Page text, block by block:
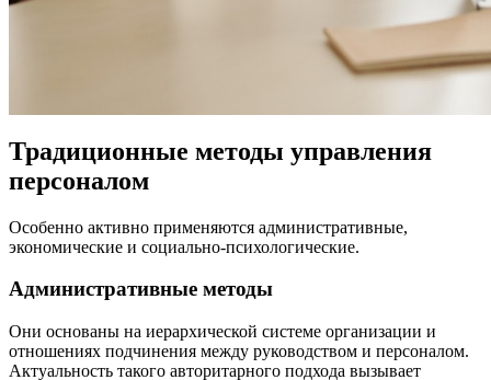
Традиционные методы управления
персоналом
Особенно активно применяются административные,
экономические и социально-психологические.
Административные методы
Они основаны на иерархической системе организации и
отношениях подчинения между руководством и персоналом.
Актуальность такого авторитарного подхода вызывает